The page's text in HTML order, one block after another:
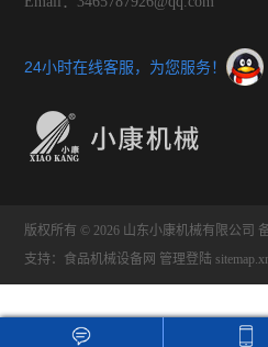
24小时在线客服，为您服务！
版权所有 © 2026 山东小康机械有限公司
支持： 食品机械设备网 管理登陆